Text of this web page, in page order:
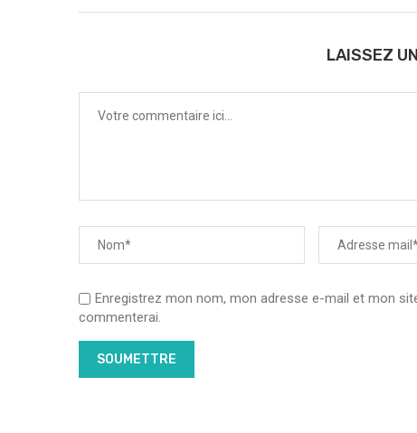
LAISSEZ
Enregistrez mon nom, mon adresse e-mail et mon
commenterai.